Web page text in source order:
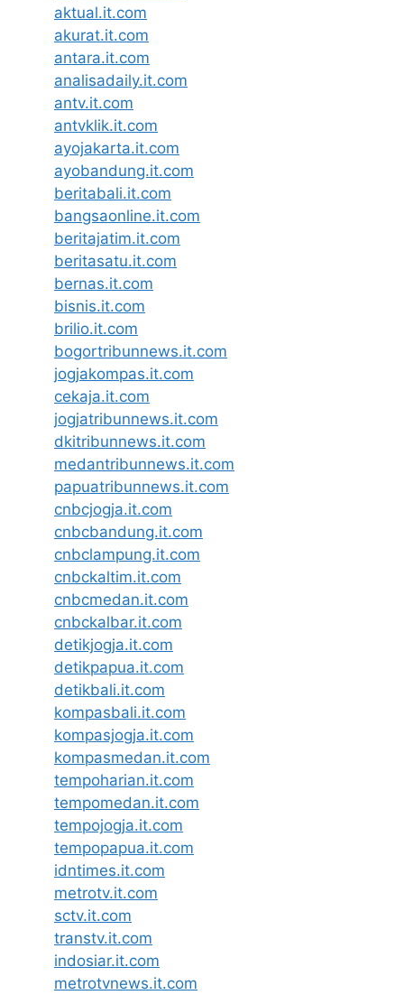
aktual.it.com
akurat.it.com
antara.it.com
analisadaily.it.com
antv.it.com
antvklik.it.com
ayojakarta.it.com
ayobandung.it.com
beritabali.it.com
bangsaonline.it.com
beritajatim.it.com
beritasatu.it.com
bernas.it.com
bisnis.it.com
brilio.it.com
bogortribunnews.it.com
jogjakompas.it.com
cekaja.it.com
jogjatribunnews.it.com
dkitribunnews.it.com
medantribunnews.it.com
papuatribunnews.it.com
cnbcjogja.it.com
cnbcbandung.it.com
cnbclampung.it.com
cnbckaltim.it.com
cnbcmedan.it.com
cnbckalbar.it.com
detikjogja.it.com
detikpapua.it.com
detikbali.it.com
kompasbali.it.com
kompasjogja.it.com
kompasmedan.it.com
tempoharian.it.com
tempomedan.it.com
tempojogja.it.com
tempopapua.it.com
idntimes.it.com
metrotv.it.com
sctv.it.com
transtv.it.com
indosiar.it.com
metrotvnews.it.com